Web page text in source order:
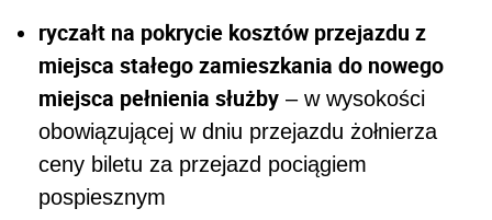
ryczałt na pokrycie kosztów przejazdu z
miejsca stałego zamieszkania do nowego
miejsca pełnienia służby – w wysokości
obowiązującej w dniu przejazdu żołnierza
ceny biletu za przejazd pociągiem
pospiesznym